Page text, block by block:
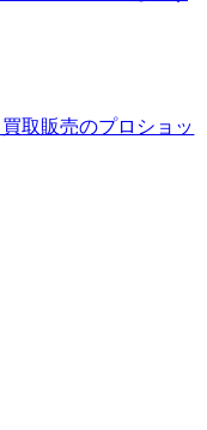
取販売のプロショッ